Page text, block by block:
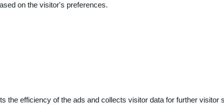
on the visitor's preferences.
efficiency of the ads and collects visitor data for further visitor